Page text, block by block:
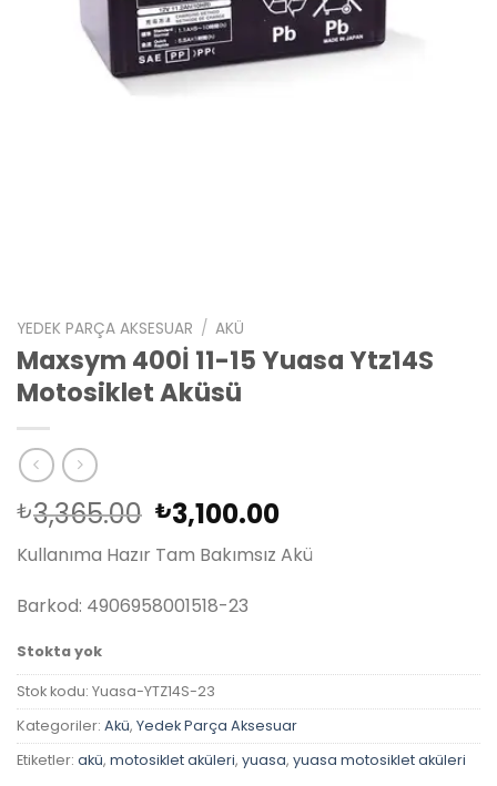
YEDEK PARÇA AKSESUAR / AKÜ
Maxsym 400İ 11-15 Yuasa Ytz14S
Motosiklet Aküsü
₺3,365.00 Orijinal
fiyat:
₺3,365.00.
₺3,100.00Şu
andaki
fiyat:
Kullanıma Hazır Tam Bakımsız Akü
Barkod: 4906958001518-23
Stokta yok
Stok kodu: Yuasa-YTZ14S-23
Kategoriler: Akü, Yedek Parça Aksesuar
Etiketler: akü, motosiklet aküleri, yuasa, yuasa motosiklet aküleri